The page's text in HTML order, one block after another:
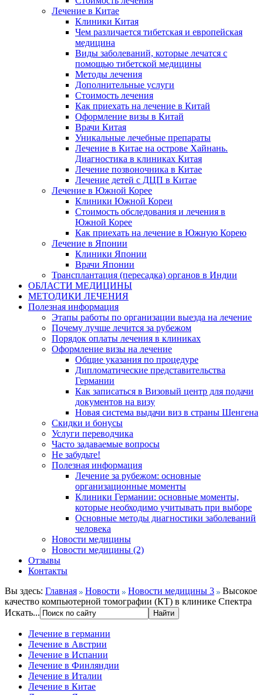
Лечение в Китае
Клиники Китая
Чем различается тибетская и европейская
медицина
Виды заболеваний, которые лечатся с
помощью тибетской медицины
Методы лечения
Дополнительные услуги
Стоимость лечения
Как приехать на лечение в Китай
Оформление визы в Китай
Врачи Китая
Уникальные лечебные препараты
Лечение в Китае на острове Хайнань.
Диагностика в клиниках Китая
Лечение позвоночника в Китае
Лечение детей с ДЦП в Китае
Лечение в Южной Корее
Клиники Южной Кореи
Стоимость обследования и лечения в
Южной Корее
Как приехать на лечение в Южную Корею
Лечение в Японии
Клиники Японии
Врачи Японии
Трансплантация (пересадка) органов в Индии
ОБЛАСТИ МЕДИЦИНЫ
МЕТОДИКИ ЛЕЧЕНИЯ
Полезная информация
Этапы работы по организации выезда на лечение
Почему лучше лечится за рубежом
Порядок оплаты лечения в клиниках
Оформление визы на лечение
Общие указания по процедуре
Дипломатические представительства
Германии
Как записаться в Визовый центр для подачи
документов на визу
Новая система выдачи виз в страны Шенгена
Скидки и бонусы
Услуги переводчика
Часто задаваемые вопросы
Не забудьте!
Полезная информация
Лечение за рубежом: основные
организационные моменты
Клиники Германии: основные моменты,
которые необходимо учитывать при выборе
Основные методы диагностики заболеваний
человека
Новости медицины
Новости медицины (2)
Отзывы
Контакты
Вы здесь: Главная Новости Новости медицины 3
Высокое
качество компьютерной томографии (КТ) в клинике Спектра
Искать...
Лечение в германии
Лечение в Австрии
Лечение в Испании
Лечение в Финляндии
Лечение в Италии
Лечение в Китае